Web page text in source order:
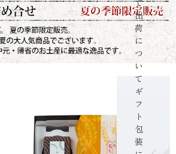
て
出
荷
に
つ
い
て
ギ
フ
ト
包
装